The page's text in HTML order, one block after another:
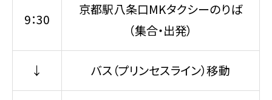
9：30
京都駅八条口MKタクシーのりば
（集合・出発）
↓ バス（プリンセスライン）移動